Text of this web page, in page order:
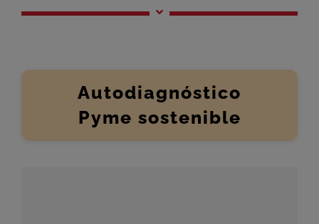
Autodiagnóstico
Pyme sostenible